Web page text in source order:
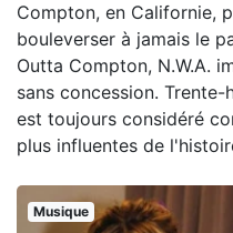
Compton, en Californie,
bouleverser à jamais le
Outta Compton, N.W.A.
sans concession.
est toujours considéré
plus influentes de
Musique